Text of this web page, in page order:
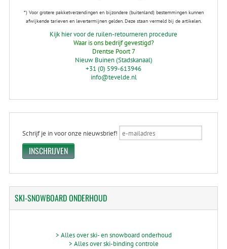
*) Voor grotere pakketverzendingen en bijzondere (buitenland) bestemmingen kunnen
afwijkende tarieven en levertermijnen gelden. Deze staan vermeld bij de artikelen.
Kijk hier voor de ruilen-retourneren procedure
Waar is ons bedrijf gevestigd?
Drentse Poort 7
Nieuw Buinen (Stadskanaal)
+31 (0) 599-613946
info@tevelde.nl
Schrijf je in voor onze nieuwsbrief!
SKI-SNOWBOARDONDERHOUD
> Alles over ski- en snowboard onderhoud
> Alles over ski-binding controle